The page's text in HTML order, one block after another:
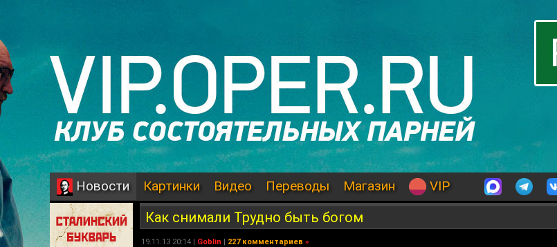
Новости Картинки Видео Переводы Магазин VIP
Как снимали Трудно быть богом
19.11.13 20:14 | Goblin | 227 комментариев »